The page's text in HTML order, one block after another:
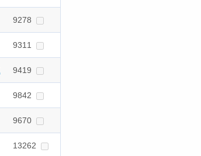
9278
9311
9419
9842
9670
13262